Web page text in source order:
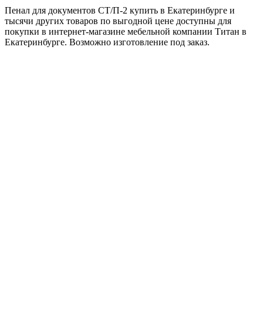
Пенал для документов СТ/П-2 купить в Екатеринбурге и
тысячи других товаров по выгодной цене доступны для
покупки в интернет-магазине мебельной компании Титан в
Екатеринбурге. Возможно изготовление под заказ.